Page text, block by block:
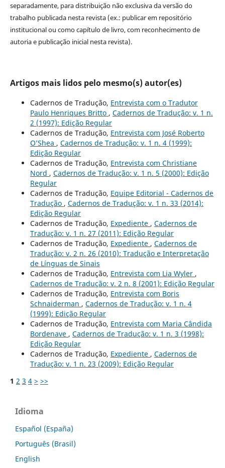
separadamente, para distribuição não exclusiva da versão do
trabalho publicada nesta revista (ex.: publicar em repositório
institucional ou como capítulo de livro, com reconhecimento de
autoria e publicação inicial nesta revista).
Artigos mais lidos pelo mesmo(s) autor(es)
Cadernos de Tradução, Entrevista com o Tradutor
Paulo Henriques Britto , Cadernos de Tradução: v. 1 n.
2 (1997): Edição Regular
Cadernos de Tradução, Entrevista com José Roberto
O’Shea , Cadernos de Tradução: v. 1 n. 4 (1999):
Edição Regular
Cadernos de Tradução, Entrevista com Christiane
Nord , Cadernos de Tradução: v. 1 n. 5 (2000): Edição
Regular
Cadernos de Tradução, Equipe Editorial - Cadernos de
Tradução , Cadernos de Tradução: v. 1 n. 33 (2014):
Edição Regular
Cadernos de Tradução, Expediente , Cadernos de
Tradução: v. 1 n. 27 (2011): Edição Regular
Cadernos de Tradução, Expediente , Cadernos de
Tradução: v. 2 n. 26 (2010): Tradução e Interpretação
de Línguas de Sinais
Cadernos de Tradução, Entrevista com Lia Wyler ,
Cadernos de Tradução: v. 2 n. 8 (2001): Edição Regular
Cadernos de Tradução, Entrevista com Boris
Schnaiderman , Cadernos de Tradução: v. 1 n. 4
(1999): Edição Regular
Cadernos de Tradução, Entrevista com Maria Cândida
Bordenave , Cadernos de Tradução: v. 1 n. 3 (1998):
Edição Regular
Cadernos de Tradução, Expediente , Cadernos de
Tradução: v. 1 n. 23 (2009): Edição Regular
1 2 3 4 > >>
Idioma
Español (España)
Português (Brasil)
English